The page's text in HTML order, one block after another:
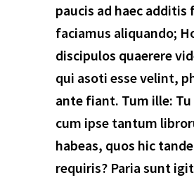
paucis ad haec additis
faciamus aliquando;
discipulos quaerere
qui asoti esse velint,
ante fiant. Tum ille:
cum ipse tantum
habeas, quos hic
requiris? Paria sunt